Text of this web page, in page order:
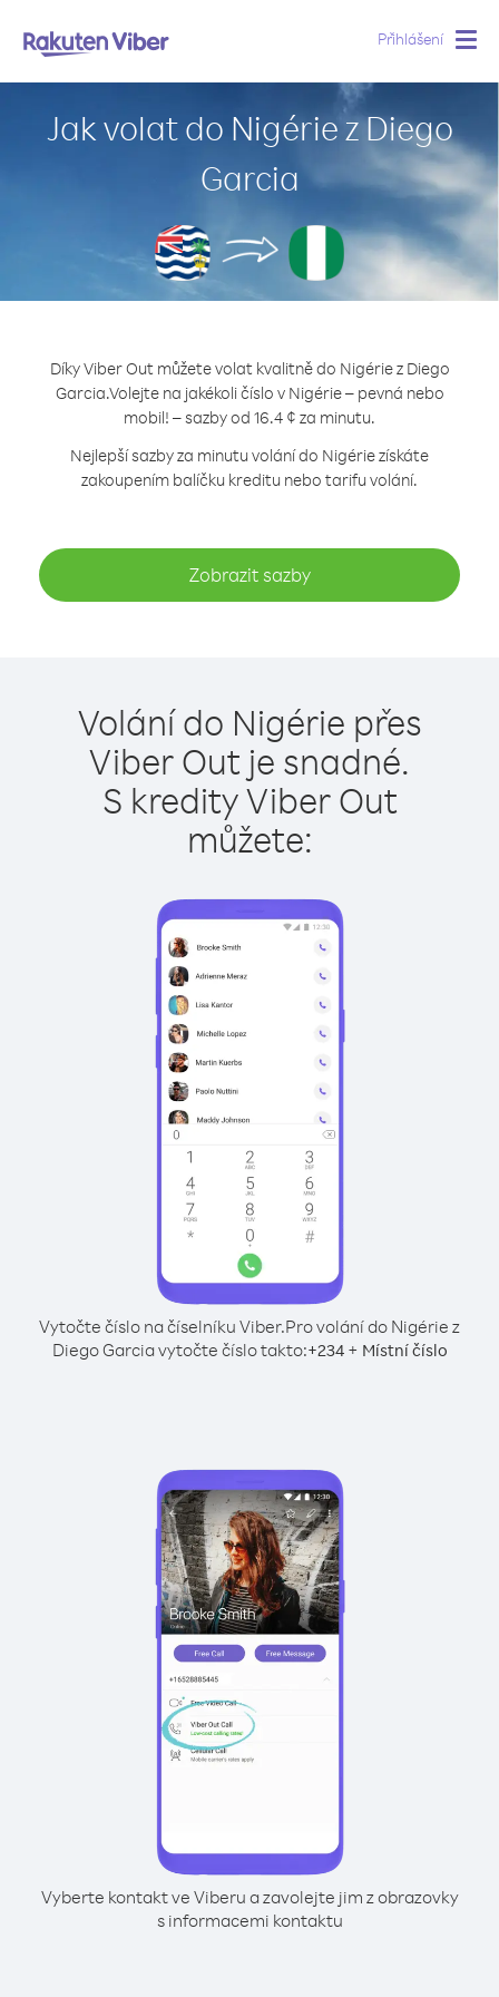
Přihlášení
Jak volat do Nigérie z Diego
Garcia
Díky Viber Out můžete volat kvalitně do Nigérie z Diego
Garcia.Volejte na jakékoli číslo v Nigérie – pevná nebo
mobil! – sazby od 16.4 ¢ za minutu.
Nejlepší sazby za minutu volání do Nigérie získáte
zakoupením balíčku kreditu nebo tarifu volání.
Zobrazit sazby
Volání do Nigérie přes
Viber Out je snadné.
S kredity Viber Out
můžete:
Vytočte číslo na číselníku Viber.Pro volání do Nigérie z
Diego Garcia vytočte číslo takto:+234+ Místní číslo
Vyberte kontakt ve Viberu a zavolejte jim z obrazovky
s informacemi kontaktu